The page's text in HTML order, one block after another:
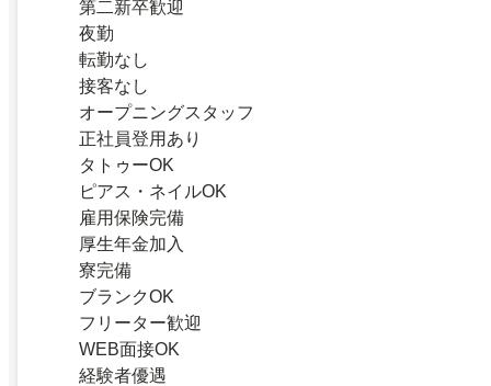
第二新卒歓迎
夜勤
転勤なし
接客なし
オープニングスタッフ
正社員登用あり
タトゥーOK
ピアス・ネイルOK
雇用保険完備
厚生年金加入
寮完備
ブランクOK
フリーター歓迎
WEB面接OK
経験者優遇